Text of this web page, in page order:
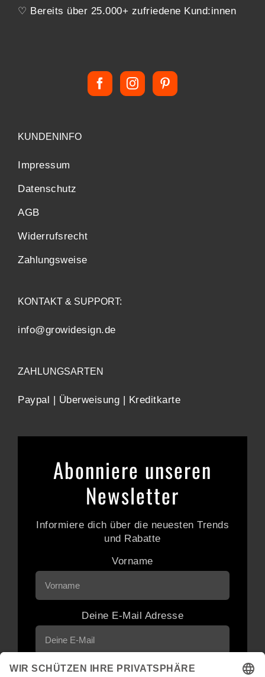
♡ Bereits über 25.000+ zufriedene Kund:innen
KUNDENINFO
Impressum
Datenschutz
AGB
Widerrufsrecht
Zahlungsweise
KONTAKT & SUPPORT:
info@growidesign.de
ZAHLUNGSARTEN
Paypal | Überweisung | Kreditkarte
Abonniere unseren
Newsletter
Informiere dich über die neuesten Trends
und Rabatte
Vorname
Deine E-Mail Adresse
Neuigkeiten und Angebote via E-Mail